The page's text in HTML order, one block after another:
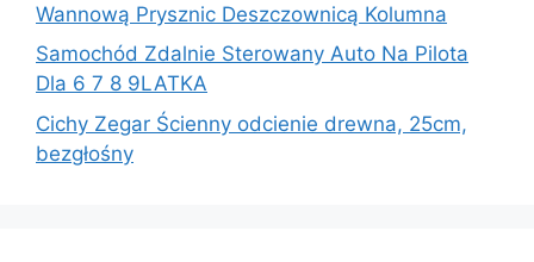
Wannową Prysznic Deszczownicą Kolumna
Samochód Zdalnie Sterowany Auto Na Pilota
Dla 6 7 8 9LATKA
Cichy Zegar Ścienny odcienie drewna, 25cm,
bezgłośny